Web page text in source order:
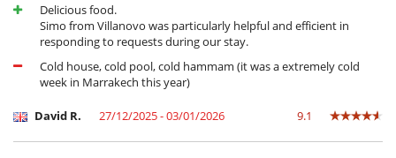
Delicious food.
Simo from Villanovo was particularly helpful and efficient in
responding to requests during our stay.
Cold house, cold pool, cold hammam (it was a extremely cold
week in Marrakech this year)
David R. 27/12/2025 - 03/01/2026 9.1